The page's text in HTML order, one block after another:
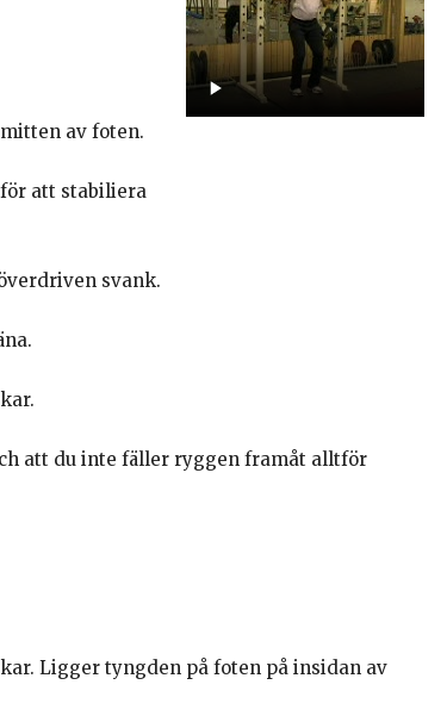
av foten.
att stabiliera
svank.
att du inte fäller ryggen framåt alltför
Ligger tyngden på foten på insidan av